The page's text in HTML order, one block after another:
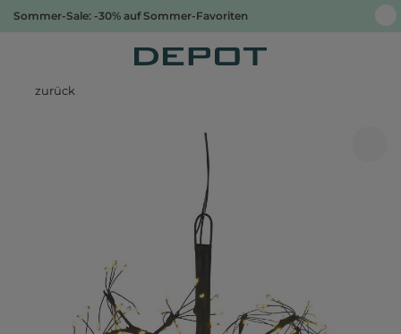
Sommer-Sale: -30% auf Sommer-Favoriten
zurück